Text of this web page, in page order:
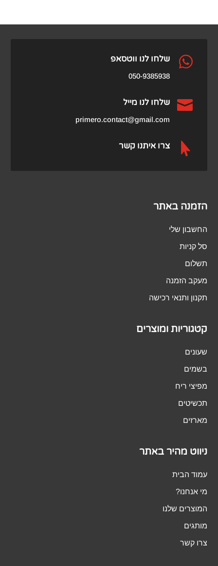
 שלחו לנו ווטסאפ
050-9385938
 שלחו לנו מייל
primero.contact@gmail.com
 צרו איתנו קשר
הזמנה באתר
החשבון שלי
סל קניות
תשלום
מעקב הזמנה
תקנון ותנאי רכישה
קטגוריות ומוצרים
שעונים
בשמים
מפיצי ריח
תכשיטים
מארזים
ניווט מהיר באתר
עמוד הבית
מי אנחנו?
המוצרים שלנו
מותגים
צרו קשר